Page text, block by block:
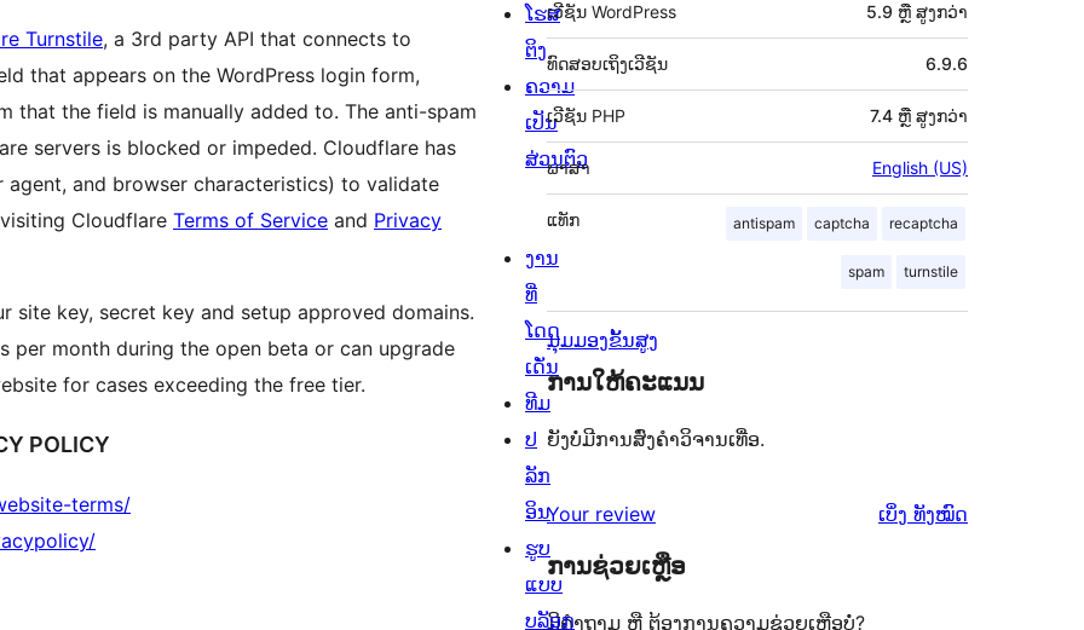
Turnstile, a 3rd party API that connects to
that appears on the WordPress login form,
that the field is manually added to. The anti-spam
servers is blocked or impeded. Cloudflare has
and browser characteristics) to validate
Cloudflare Terms of Service and Privacy
per month during the open beta or can upgrade
for cases exceeding the free tier.
POLICY
terms/
ເວີຊັນ WordPress 5.9 ຫຼື ສູງກວ່າ
ທົດສອບເຖິງເວີຊັນ 6.9.6
ເວີຊັນ PHP 7.4 ຫຼື ສູງກວ່າ
ພາສາ English (US)
ແທັກ antispam captcha recaptcha
spam turnstile
ມຸມມອງຂັ້ນສູງ
ການໃຫ້ຄະແນນ
ຍັງບໍ່ມີການສົ່ງຄຳວິຈານເທື່ອ.
Your review ເບິ່ງ ຄຳ
ທັງໝົດ
ການຊ່ວຍເຫຼືອ
ມີຄຳຖາມ ຫຼື ຕ້ອງການຄວາມຊ່ວຍເຫຼືອບໍ່?
ໂຮສ
ຕິງ
ຄວາມ
ເປັນ
ສ່ວນຕົວ
ງານ
ທີ່
ໂດດ
ເດັ່ນ
ທີມ
ປ
ລັກ
ອິນ
ຮູບ
ແບບ
ບລັອກ